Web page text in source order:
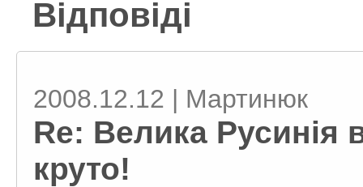
Відповіді
2008.12.12 | Мартинюк
Re: Велика Русинія
круто!